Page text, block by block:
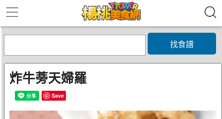
找食譜
炸牛蒡天婦羅
Save